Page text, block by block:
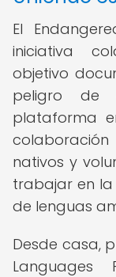
El
iniciativa
objetivo
peligro de
plataforma
nativos y
trabajar en la
de lenguas
Desde casa,